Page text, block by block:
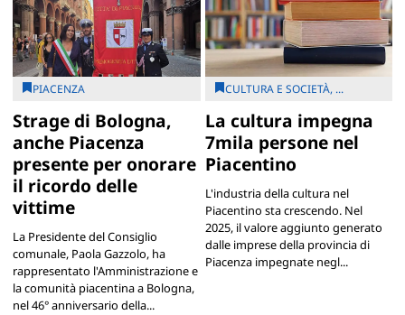
PIACENZA
Strage di Bologna,
anche Piacenza
presente per onorare
il ricordo delle
vittime
La Presidente del Consiglio
comunale, Paola Gazzolo, ha
rappresentato l'Amministrazione e
la comunità piacentina a Bologna,
nel 46° anniversario della...
CULTURA E SOCIETÀ, ...
La cultura impegna
7mila persone nel
Piacentino
L'industria della cultura nel
Piacentino sta crescendo. Nel
2025, il valore aggiunto generato
dalle imprese della provincia di
Piacenza impegnate negl...